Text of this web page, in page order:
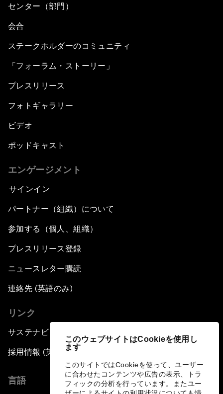
このウェブサイトはCookieを使用し
ます
このサイトではCookieを使って、ユーザー
に合わせたコンテンツや広告の表示、トラ
フィックの分析を行っています。またユー
センター（部門）
会合
ステークホルダーのコミュニティ
「フォーラム・ストーリー」
プレスリリース
フォトギャラリー
ビデオ
ポッドキャスト
エンゲージメント
サインイン
パートナー（組織）について
参加する（個人、組織）
プレスリリース登録
ニュースレター購読
連絡先 (英語のみ)
リンク
サステナビリティへの取り組み
採用情報 (英語のみ)
言語